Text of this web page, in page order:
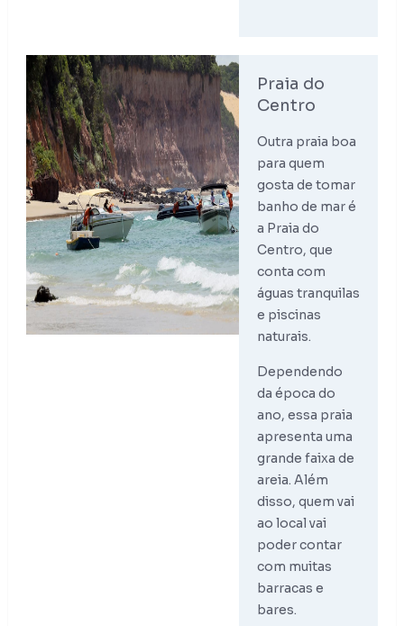
Praia do
Centro
Outra praia boa
para quem
gosta de tomar
banho de mar é
a Praia do
Centro, que
conta com
águas tranquilas
e piscinas
naturais.
Dependendo
da época do
ano, essa praia
apresenta uma
grande faixa de
areia. Além
disso, quem vai
ao local vai
poder contar
com muitas
barracas e
bares.